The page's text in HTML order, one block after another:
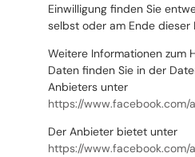
Einwilligung finden Sie
selbst oder am Ende dieser
Weitere Informationen zum
Daten finden Sie in der
Anbieters unter
https://www.facebook.com/
Der Anbieter bietet unter
https://